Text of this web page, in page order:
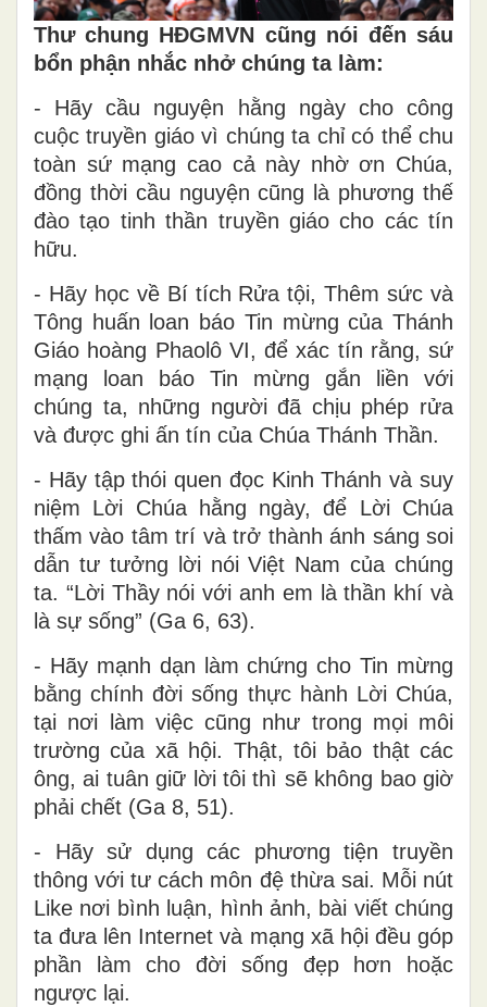
Thư chung HĐGMVN cũng nói đến sáu
bổn phận nhắc nhở chúng ta làm:
- Hãy cầu nguyện hằng ngày cho công
cuộc truyền giáo vì chúng ta chỉ có thể chu
toàn sứ mạng cao cả này nhờ ơn Chúa,
đồng thời cầu nguyện cũng là phương thế
đào tạo tinh thần truyền giáo cho các tín
hữu.
- Hãy học về Bí tích Rửa tội, Thêm sức và
Tông huấn loan báo Tin mừng của Thánh
Giáo hoàng Phaolô VI, để xác tín rằng, sứ
mạng loan báo Tin mừng gắn liền với
chúng ta, những người đã chịu phép rửa
và được ghi ấn tín của Chúa Thánh Thần.
- Hãy tập thói quen đọc Kinh Thánh và suy
niệm Lời Chúa hằng ngày, để Lời Chúa
thấm vào tâm trí và trở thành ánh sáng soi
dẫn tư tưởng lời nói Việt Nam của chúng
ta. “Lời Thầy nói với anh em là thần khí và
là sự sống” (Ga 6, 63).
- Hãy mạnh dạn làm chứng cho Tin mừng
bằng chính đời sống thực hành Lời Chúa,
tại nơi làm việc cũng như trong mọi môi
trường của xã hội. Thật, tôi bảo thật các
ông, ai tuân giữ lời tôi thì sẽ không bao giờ
phải chết (Ga 8, 51).
- Hãy sử dụng các phương tiện truyền
thông với tư cách môn đệ thừa sai. Mỗi nút
Like nơi bình luận, hình ảnh, bài viết chúng
ta đưa lên Internet và mạng xã hội đều góp
phần làm cho đời sống đẹp hơn hoặc
ngược lại.